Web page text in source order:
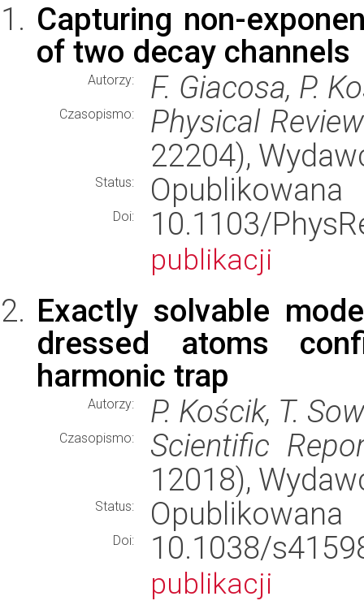
Capturing non-
of two decay channels
Autorzy: F. Giacosa, P.
Czasopismo:
Physical
22204),
Status: Opublikowana
Doi: 10.1103/
publikacji
Exactly solvable
dressed atoms
harmonic trap
Autorzy: P. Kościk, T.
Czasopismo:
Scientific
12018),
Status: Opublikowana
Doi: 10.1038/
publikacji